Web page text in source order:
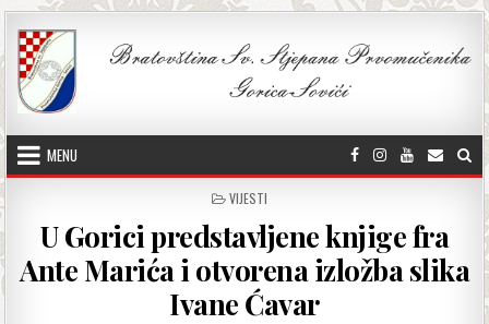
MENU
POSTED IN
VIJESTI
U Gorici predstavljene knjige fra
Ante Marića i otvorena izložba slika
Ivane Ćavar